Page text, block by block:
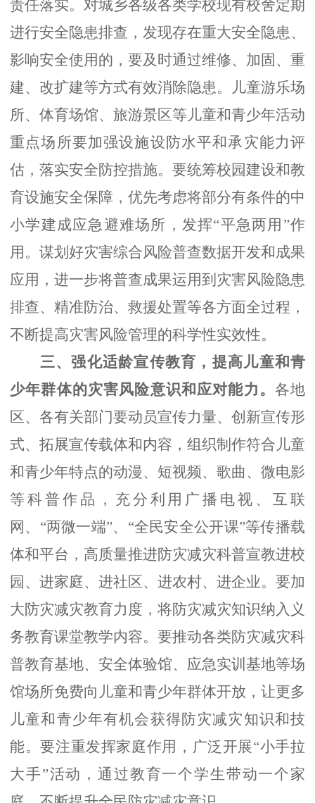
责任落实。 对城乡各级各类学校现有校舍定期
进行安全隐患排查，发现存在重大安全隐患、
影响安全使用的，要及时通过维修、加固、重
建、改扩建等方式有效消除隐患。
儿童游乐场
所、体育场馆、旅游景区等儿童和青少年活动
重点场所要加强设施设防水平和承灾能力评
估，落实安全防控措施。 要统筹校园建设和教
育设施安全保障， 优先考虑将部分有条件的中
小学建成应急避难场所 ，发挥“平急两用”作
用。谋划好灾害综合风险普查数据开发和成果
应用，进一步将普查成果运用到 灾害风险隐患
排查、精准防治、救援处置等各方面全过程 ，
不断提高灾害风险管理的科学性实效性。
三、强化适龄宣传教育， 提高儿童和青
少年群体的灾害风险意识和应对能力。 各地
区、各有关部门要动员宣传力量、创新宣传形
式、拓展宣传载体和内容，组织制作符合儿童
和青少年特点的动漫、短视频、 歌曲 、微电影
等科普作品 ， 充分利用广播电视、互联
网、 “两微一端”、 “全民安全公开课”等传播载
体和平台 ，高质量推进防灾减灾科普宣教进校
园、 进家庭、进社区、进农村、进企业。 要加
大防灾减灾教育力度，将防灾减灾知识纳入 义
务教育课堂教学内容。 要推动各类防灾减灾科
普教育基地、安全体验馆、应急实训基地等场
馆场所免费向儿童和青少年群体开放，让更多
儿童和青少年有机会获得防灾减灾知识和技
能。要注重发挥家庭作用，广泛开展“小手拉
大手”活动 ，通过教育一个学生带动一个家